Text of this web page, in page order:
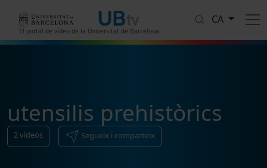
El portal de vídeo de la Universitat de Barcelona
CA
utensilis prehistòrics
2vídeos Segueix i comparteix